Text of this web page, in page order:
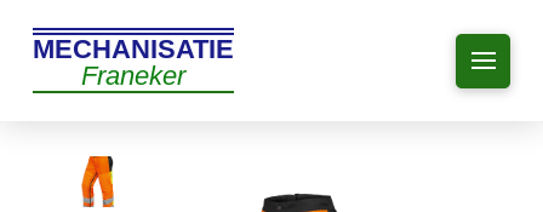
MECHANISATIE
Franeker